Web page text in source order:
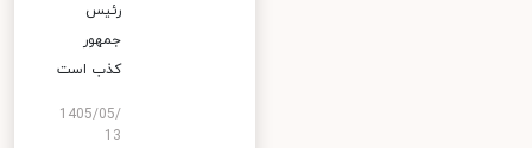
رئیس
جمهور
کذب است
1405/05/
13